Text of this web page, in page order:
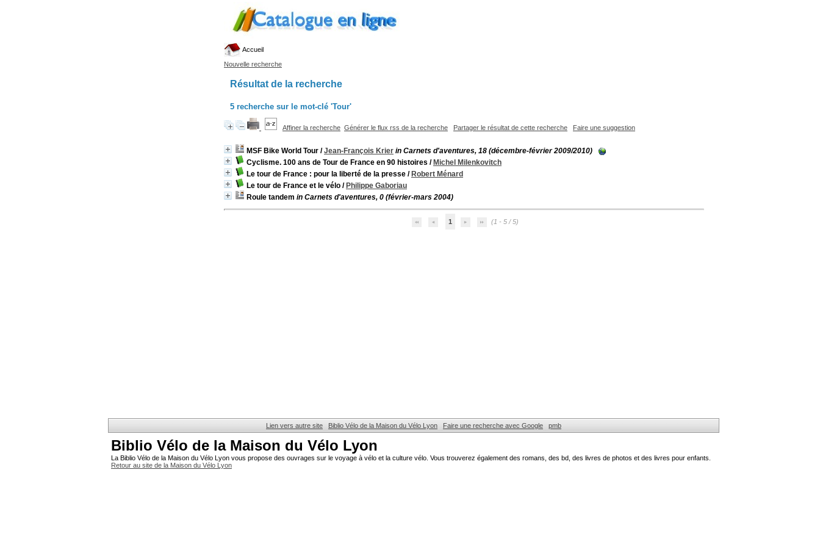
Accueil
Nouvelle recherche
Résultat de la recherche
5 recherche sur le mot-clé 'Tour'
Affiner la recherche Générer le flux rss de la recherche Partager le résultat de cette recherche Faire une suggestion
MSF Bike World Tour /Jean-François Krier in Carnets d'aventures, 18 (décembre-février 2009/2010)
Cyclisme. 100 ans de Tour de France en 90 histoires / Michel Milenkovitch
Le tour de France : pour la liberté de la presse / Robert Ménard
Le tour de France et le vélo / Philippe Gaboriau
Roule tandem in Carnets d'aventures, 0 (février-mars 2004)
1 (1 - 5 / 5)
Lien vers autre site Biblio Vélo de la Maison du Vélo Lyon Faire une recherche avec Google pmb
Biblio Vélo de la Maison du Vélo Lyon
La Biblio Vélo de la Maison du Vélo Lyon vous propose des ouvrages sur le voyage à vélo et la culture vélo. Vous trouverez également des romans, des bd, des livres de photos et des livres pour enfants.
Retour au site de la Maison du Vélo Lyon